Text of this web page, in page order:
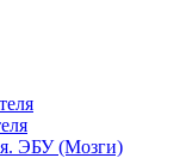
ЭБУ (Мозги)